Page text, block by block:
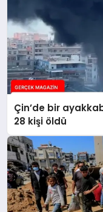
Çin’de bir
28 kişi öldü